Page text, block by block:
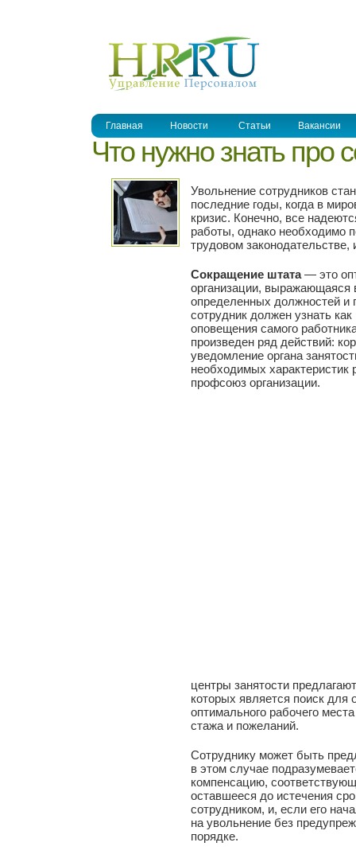
Главная Новости Статьи Вакансии
Что нужно знать про
Увольнение сотрудников
последние годы, когда в
кризис. Конечно, все
работы, однако необходимо
трудовом
Сокращение штата— это
организации, выражающаяся
определенных должностей
сотрудник должен узнать
оповещения самого
произведен ряд действий:
уведомление органа
необходимых характеристик
профсоюз организации.
центры занятости
которых является поиск для
оптимального рабочего
стажа и пожеланий.
Сотруднику может быть
в этом случае
компенсацию,
оставшееся до истечения
сотрудником, и, если его
на увольнение без
порядке.